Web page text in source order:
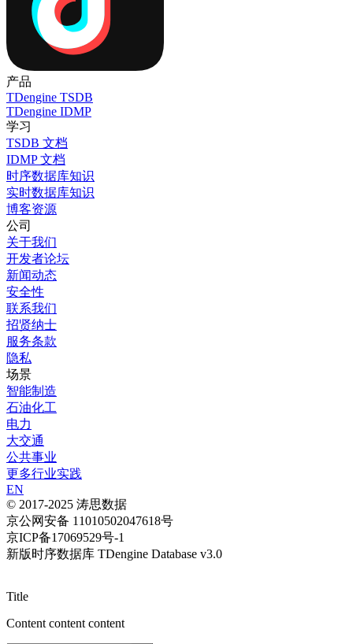
产品
TDengine TSDB
TDengine IDMP
学习
TSDB 文档
IDMP 文档
时序数据库知识
实时数据库知识
博客资源
公司
关于我们
开发者论坛
新闻动态
安全性
联系我们
招贤纳士
服务条款
隐私
场景
智能制造
石油化工
电力
大交通
公共事业
更多行业实践
EN
© 2017-2025 涛思数据
京公网安备 11010502047618号
京ICP备17069529号-1
新版时序数据库 TDengine Database v3.0
Title
Content content content